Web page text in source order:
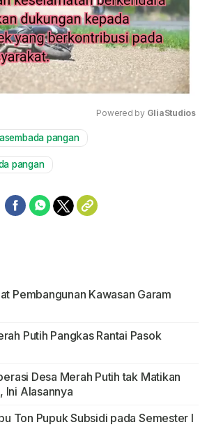
Powered by GliaStudios
pangan
pangan
Pembangunan Kawasan Garam
Putih Pangkas Rantai Pasok
Desa Merah Putih tak Matikan
Ini Alasannya
Ton Pupuk Subsidi pada Semester I